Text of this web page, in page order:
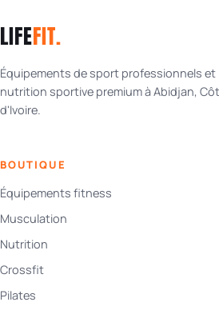
LIFEFIT.
Équipements de sport professionnels et
nutrition sportive premium à Abidjan,
d'Ivoire.
BOUTIQUE
Équipements fitness
Musculation
Nutrition
Crossfit
Pilates